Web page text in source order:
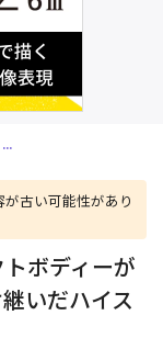
古い可能性があり
ボディーが
いだハイス